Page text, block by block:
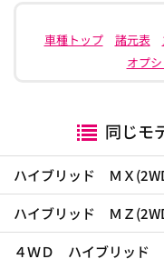
車種トップ
諸元表
オプ
同じモ
ハイブリッド ＭＸ
ハイブリッド ＭＺ
４ＷＤ ハイブリッド